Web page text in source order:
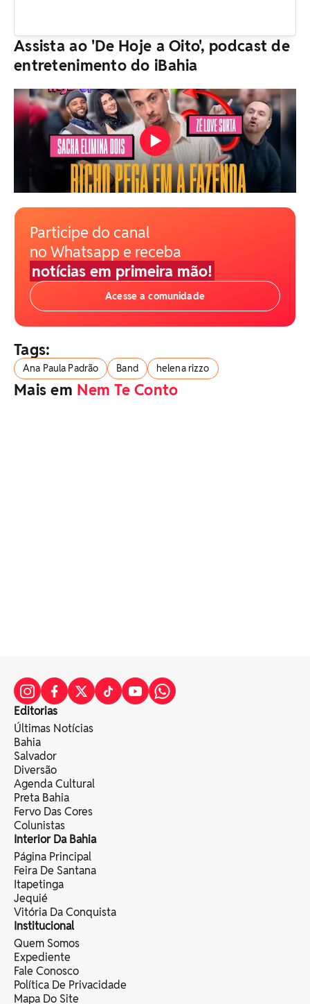
Assista ao 'De Hoje a Oito', podcast de
entretenimento do iBahia
Participe do canal
no Whatsapp e receba
notícias em primeira mão!
Acesse a comunidade
Tags:
Ana Paula Padrão Band helena rizzo
Mais em Nem Te Conto
Editorias
Últimas Notícias
Bahia
Salvador
Diversão
Agenda Cultural
Preta Bahia
Fervo Das Cores
Colunistas
Interior Da Bahia
Página Principal
Feira De Santana
Itapetinga
Jequié
Vitória Da Conquista
Institucional
Quem Somos
Expediente
Fale Conosco
Política De Privacidade
Mapa Do Site